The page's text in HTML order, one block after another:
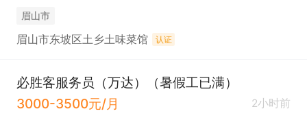
眉山市
眉山市东坡区土乡土味菜馆 认证
必胜客服务员（万达）（暑假工已满）
3000-3500元/月
2小时前